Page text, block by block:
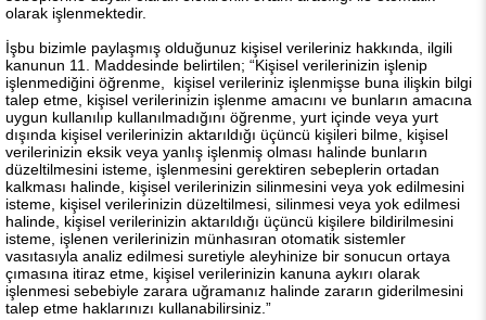
olarak işlenmektedir.
İşbu bizimle paylaşmış olduğunuz kişisel verileriniz hakkında, ilgili
kanunun 11. Maddesinde belirtilen; “Kişisel verilerinizin işlenip
işlenmediğini öğrenme, kişisel verileriniz işlenmişse buna ilişkin bilgi
talep etme, kişisel verilerinizin işlenme amacını ve bunların amacına
uygun kullanılıp kullanılmadığını öğrenme, yurt içinde veya yurt
dışında kişisel verilerinizin aktarıldığı üçüncü kişileri bilme, kişisel
verilerinizin eksik veya yanlış işlenmiş olması halinde bunların
düzeltilmesini isteme, işlenmesini gerektiren sebeplerin ortadan
kalkması halinde, kişisel verilerinizin silinmesini veya yok edilmesini
isteme, kişisel verilerinizin düzeltilmesi, silinmesi veya yok edilmesi
halinde, kişisel verilerinizin aktarıldığı üçüncü kişilere bildirilmesini
isteme, işlenen verilerinizin münhasıran otomatik sistemler
vasıtasıyla analiz edilmesi suretiyle aleyhinize bir sonucun ortaya
çımasına itiraz etme, kişisel verilerinizin kanuna aykırı olarak
işlenmesi sebebiyle zarara uğramanız halinde zararın giderilmesini
talep etme haklarınızı kullanabilirsiniz.”